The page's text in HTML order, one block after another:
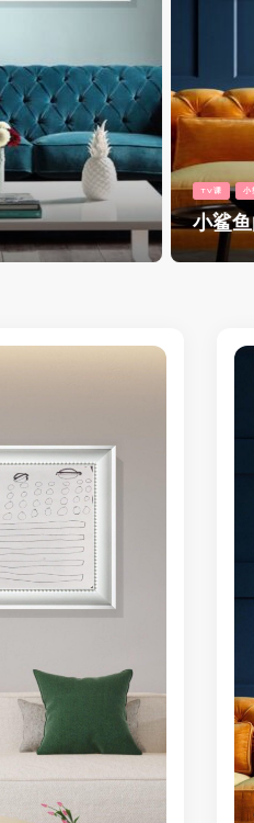
小熊美术
小鲨鱼的烦恼